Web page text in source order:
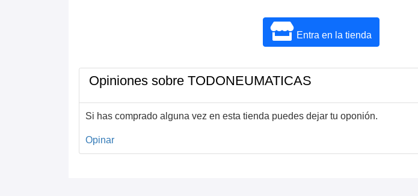
Entra en la tienda
Opiniones sobre TODONEUMATICAS
Si has comprado alguna vez en esta tienda puedes dejar tu oponión.
Opinar